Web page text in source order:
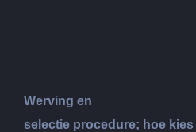
Werving en
selectie procedure; hoe kies